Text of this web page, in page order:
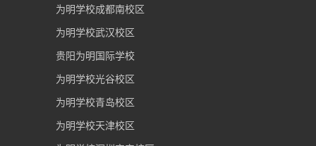
为明学校成都南校区
为明学校武汉校区
贵阳为明国际学校
为明学校光谷校区
为明学校青岛校区
为明学校天津校区